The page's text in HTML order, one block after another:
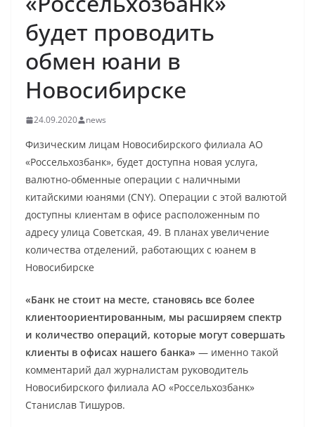
будет проводить
обмен юани в
Новосибирске
24.09.2020 news
Физическим лицам Новосибирского филиала АО
«Россельхозбанк», будет доступна новая услуга,
валютно-обменные операции с наличными
китайскими юанями (CNY). Операции с этой валютой
доступны клиентам в офисе расположенным по
адресу улица Советская, 49. В планах увеличение
количества отделений, работающих с юанем в
Новосибирске
«Банк не стоит на месте, становясь все более
клиентоориентированным, мы расширяем спектр
и количество операций, которые могут совершать
клиенты в офисах нашего банка» — именно такой
комментарий дал журналистам руководитель
Новосибирского филиала АО «Россельхозбанк»
Станислав Тишуров.